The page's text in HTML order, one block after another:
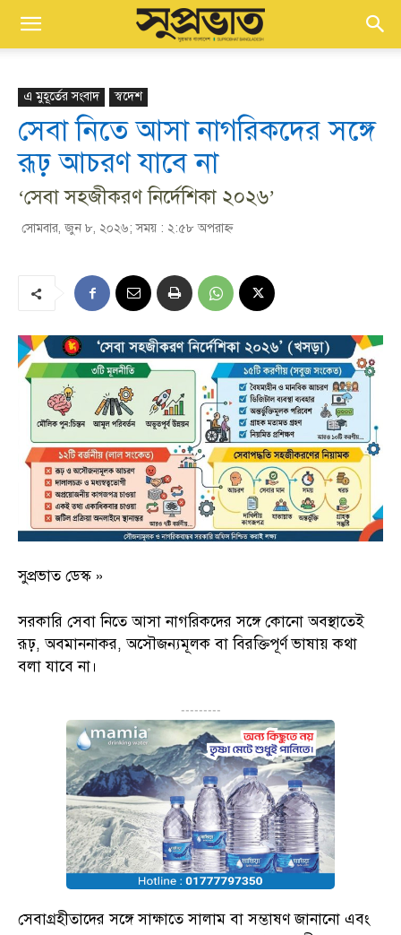
এ মুহূর্তের সংবাদ স্বদেশ
সেবা নিতে আসা নাগরিকদের সঙ্গে
রূঢ় আচরণ যাবে না
‘সেবা সহজীকরণ নির্দেশিকা ২০২৬’
সোমবার, জুন ৮, ২০২৬; সময় : ২:৫৮ অপরাহ্ণ
সুপ্রভাত ডেস্ক »
সরকারি সেবা নিতে আসা নাগরিকদের সঙ্গে কোনো অবস্থাতেই
রূঢ়, অবমাননাকর, অসৌজন্যমূলক বা বিরক্তিপূর্ণ ভাষায় কথা
বলা যাবে না।
---------
সেবাগ্রহীতাদের সঙ্গে সাক্ষাতে সালাম বা সম্ভাষণ জানানো এবং